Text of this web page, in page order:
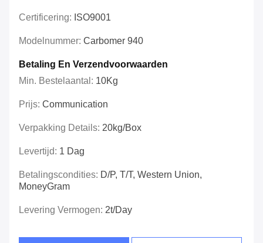
Certificering: ISO9001
Modelnummer: Carbomer 940
Betaling En Verzendvoorwaarden
Min. Bestelaantal: 10Kg
Prijs: Communication
Verpakking Details: 20kg/box
Levertijd: 1 Dag
Betalingscondities: D/P, T/T, Western Union,
MoneyGram
Levering Vermogen: 2t/day